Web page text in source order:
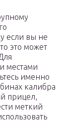
если вы не
это может
местами
именно
калибра
прицел,
меткий